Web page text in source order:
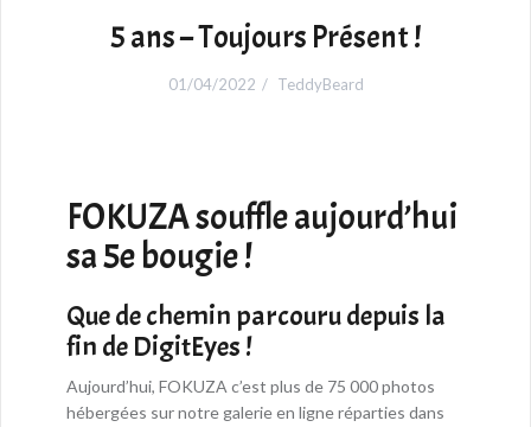
5 ans – Toujours Présent !
01/04/2022 TeddyBeard
FOKUZA souffle aujourd’hui
sa 5e bougie !
Que de chemin parcouru depuis la
fin de DigitEyes !
Aujourd’hui, FOKUZA c’est plus de 75 000 photos
hébergées sur notre galerie en ligne réparties dans